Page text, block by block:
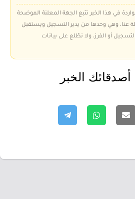
في هذا الخبر تتبع الجهة المعلنة الموضحة
عنا، وهي وحدها من يدير التسجيل ويستقبل
أو الفرز، ولا نطّلع على بيانات
الخبر